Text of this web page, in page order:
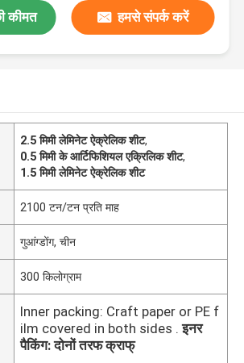
कीमत हमसे संपर्क करें
2.5 मिमी लेमिनेट ऐक्रेलिक शीट,
0.5 मिमी के आर्टिफिशियल एक्रिलिक शीट,
1.5 मिमी लेमिनेट ऐक्रेलिक शीट
2100 टन/टन प्रति माह
गुआंग्डोंग, चीन
300 किलोग्राम
Inner packing: Craft paper or PE f
ilm covered in both sides . इनर
पैकिंग: दोनों तरफ क्राफ्